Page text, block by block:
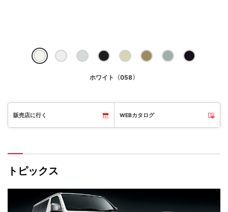
ホワイト〈058〉
販売店に行く WEBカタログ
トピックス